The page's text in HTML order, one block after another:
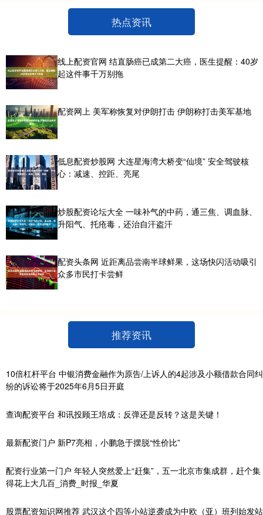
热点资讯
线上配资官网 结直肠癌已成第二大癌，医生提醒：40岁
起这件事千万别拖
配资网上 美军称恢复对伊朗打击 伊朗称打击美军基地
低息配资炒股网 大连星海湾大桥变“仙境” 安全驾驶核
心：减速、控距、亮尾
炒股配资论坛大全 一味补气的中药，通三焦、调血脉、
升阳气、托疮毒，还治自汗盗汗
配资头条网 近距离品尝南半球鲜果，这场快闪活动吸引
众多市民打卡尝鲜
推荐资讯
10倍杠杆平台 中银消费金融作为原告/上诉人的4起涉及小额借款合同纠
纷的诉讼将于2025年6月5日开庭
查询配资平台 和讯投顾王培成：反弹还是反转？这是关键！
最新配资门户 新P7亮相，小鹏急于摆脱“性价比”
配资行业第一门户 年轻人突然爱上“赶集”，五一北京市集成群，赶个集
得花上大几百_消费_时报_华夏
股票配资知识网推荐 武汉这个四等小站逆袭成为中欧（亚）班列始发站